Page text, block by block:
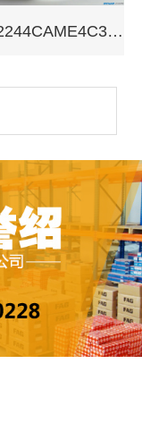
NSK 22244CAME4C3 调心滚子轴承